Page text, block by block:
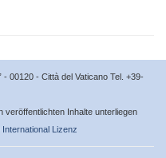
00120 - Città del Vaticano Tel. +39-
veröffentlichten Inhalte unterliegen
Lizenz